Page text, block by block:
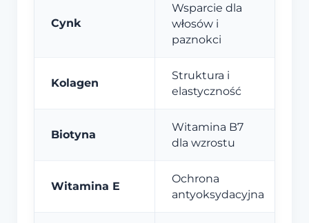
Cynk
Wsparcie dla
włosów i
paznokci
Kolagen
Struktura i
elastyczność
Biotyna
Witamina B7
dla wzrostu
Witamina E
Ochrona
antyoksydacyjna